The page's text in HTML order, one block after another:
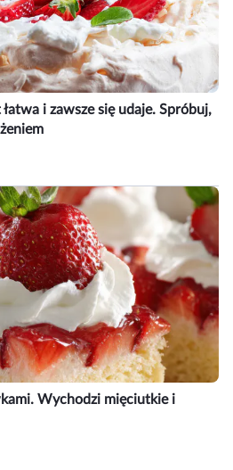
i zawsze się udaje. Spróbuj,
Wychodzi mięciutkie i